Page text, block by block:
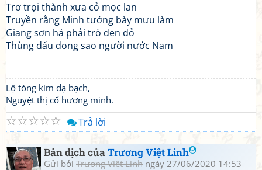
Trơ trọi thành xưa cỏ mọc lan
Truyền rằng Minh tướng bày mưu làm
Giang sơn há phải trò đen đỏ
Thùng đấu đong sao người nước Nam
Lộ tòng kim dạ bạch,
Nguyệt thị cố hương minh.
☆
☆
☆
☆
☆ Trả lời
Bản dịch củaTrương Việt Linh
Gửi bởi Trương Việt Linh ngày 27/06/2020 14:53